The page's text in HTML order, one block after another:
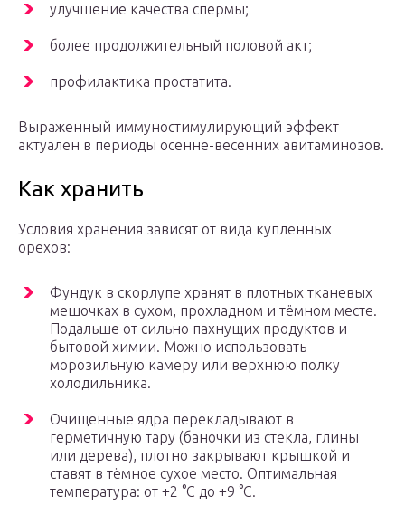
улучшение качества спермы;
более продолжительный половой акт;
профилактика простатита.
Выраженный иммуностимулирующий эффект
актуален в периоды осенне-весенних авитаминозов.
Как хранить
Условия хранения зависят от вида купленных
орехов:
Фундук в скорлупе хранят в плотных тканевых
мешочках в сухом, прохладном и тёмном месте.
Подальше от сильно пахнущих продуктов и
бытовой химии. Можно использовать
морозильную камеру или верхнюю полку
холодильника.
Очищенные ядра перекладывают в
герметичную тару (баночки из стекла, глины
или дерева), плотно закрывают крышкой и
ставят в тёмное сухое место. Оптимальная
температура: от +2 °C до +9 °C.